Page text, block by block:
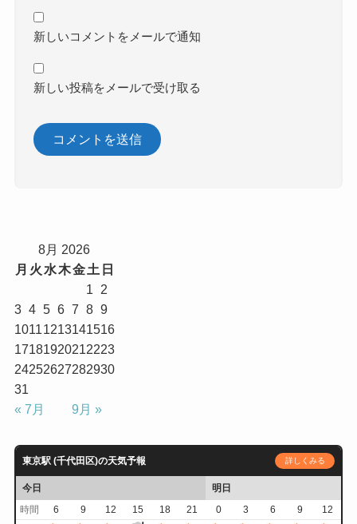
新しいコメントをメールで通知
新しい投稿をメールで受け取る
8月 2026
月 火 水木金土 日
1
2
3 4 5 6 7 8 9
10111213141516
17181920212223
24252627282930
31
« 7月
9月 »
東京駅 (千代田区)の天気予報 詳しくみる
今日
明日
時間
6 9 12 15 18 21 0 3 6 9
12